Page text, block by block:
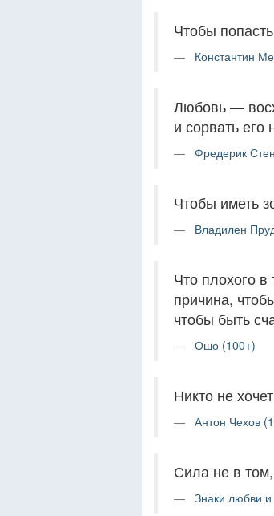
Чтобы
Константин
Любовь —
и сорвать его
Фредерик
Чтобы иметь
Владилен
Что плохого
причина,
чтобы быть
Ошо (100+)
Никто не
Антон Чехов
Сила не в
Знаки любви